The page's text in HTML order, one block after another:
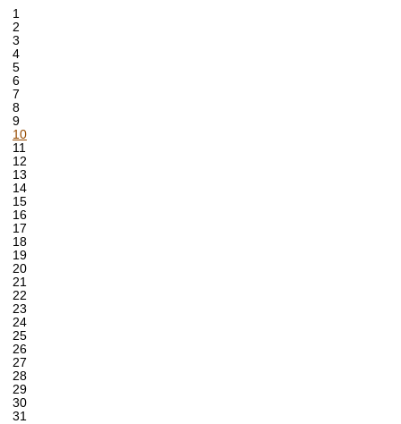
1
2
3
4
5
6
7
8
9
10
11
12
13
14
15
16
17
18
19
20
21
22
23
24
25
26
27
28
29
30
31